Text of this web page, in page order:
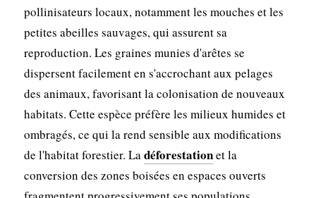
pollinisateurs locaux, notamment les mouches et les
petites abeilles sauvages, qui assurent sa
reproduction. Les graines munies d'arêtes se
dispersent facilement en s'accrochant aux pelages
des animaux, favorisant la colonisation de nouveaux
habitats. Cette espèce préfère les milieux humides et
ombragés, ce qui la rend sensible aux modifications
de l'habitat forestier. Ladéforestationet la
conversion des zones boisées en espaces ouverts